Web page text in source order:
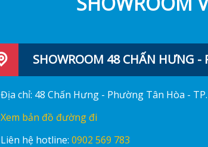
SHOWROOM 48 CHẤN HƯNG
Địa chỉ: 48 Chấn Hưng - Phường Tân Hòa -
Xem bản đồ đường đi
Liên hệ hotline: 0902 569 783